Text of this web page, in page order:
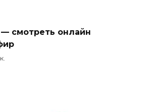
— смотреть онлайн